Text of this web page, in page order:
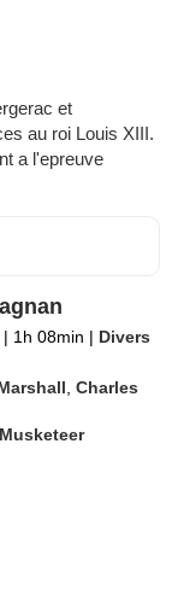
et
au roi Louis XIII.
a l'epreuve
| 1h 08min | Divers
,Charles